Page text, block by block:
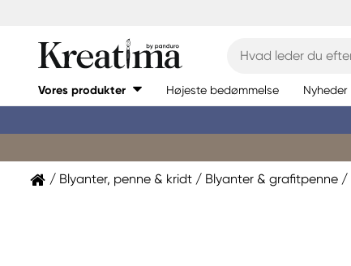
Vores produkter Højeste bedømmelse Nyheder
Blyanter, penne & kridt Blyanter & grafitpenne